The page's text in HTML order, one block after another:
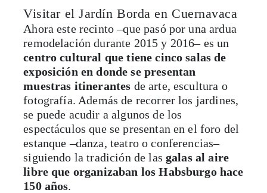
Visitar el Jardín Borda en Cuernavaca
Ahora este recinto –que pasó por una ardua
remodelación durante 2015 y 2016– es un
centro cultural que tiene cinco salas de
exposición en donde se presentan
muestras itinerantes de arte, escultura o
fotografía. Además de recorrer los jardines,
se puede acudir a algunos de los
espectáculos que se presentan en el foro del
estanque –danza, teatro o conferencias–
siguiendo la tradición de las galas al aire
libre que organizaban los Habsburgo hace
150 años.